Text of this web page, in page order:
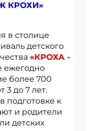
КРОХИ»
в столице
детского
«КРОХА -
ежегодно
более 700
3 до 7 лет.
подготовке к
и родители
детских